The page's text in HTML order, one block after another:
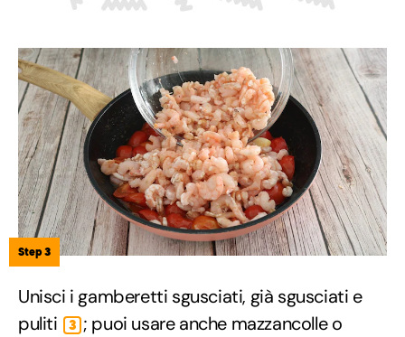
Step 3
Unisci i gamberetti sgusciati, già sgusciati e
puliti
3 ; puoi usare anche mazzancolle o